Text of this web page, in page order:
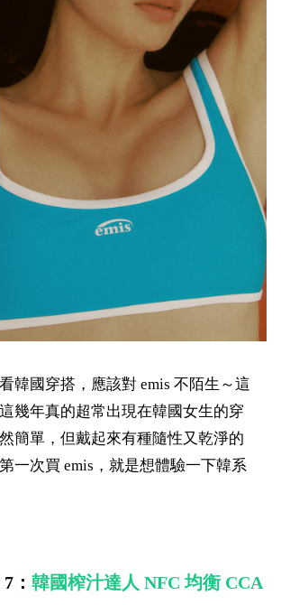
韓國穿搭，應該對 emis 不陌生～這
幾年真的超常出現在韓國女生的穿
簡單，但戴起來有種隨性又乾淨的
一次買 emis，就是想體驗一下韓系
： 韓國榨汁達人 NFC 均衡 CCA